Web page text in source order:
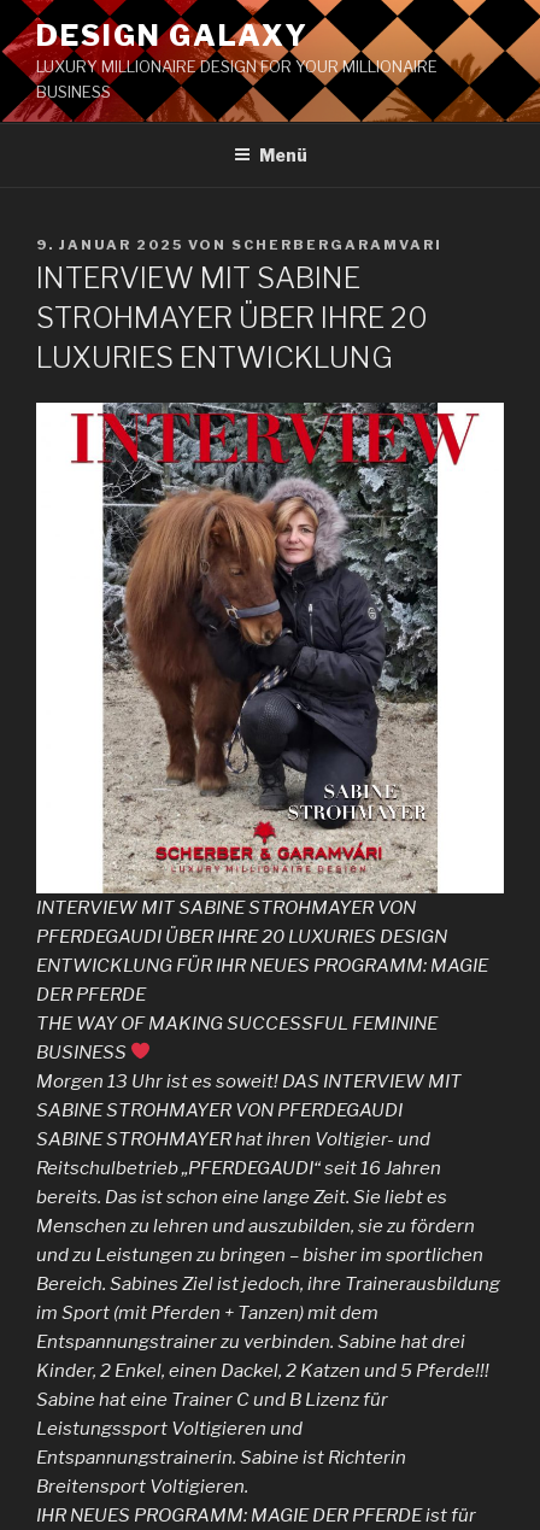
DESIGN GALAXY
LUXURY MILLIONAIRE DESIGN FOR YOUR MILLIONAIRE
BUSINESS
Menü
9. JANUAR 2025 VON SCHERBERGARAMVARI
INTERVIEW MIT SABINE
STROHMAYER ÜBER IHRE 20
LUXURIES ENTWICKLUNG
INTERVIEW MIT SABINE STROHMAYER VON
PFERDEGAUDI ÜBER IHRE 20 LUXURIES DESIGN
ENTWICKLUNG FÜR IHR NEUES PROGRAMM: MAGIE
DER PFERDE
THE WAY OF MAKING SUCCESSFUL FEMININE
BUSINESS
Morgen 13 Uhr ist es soweit! DAS INTERVIEW MIT
SABINE STROHMAYER VON PFERDEGAUDI
SABINE STROHMAYER hat ihren Voltigier- und
Reitschulbetrieb „PFERDEGAUDI“ seit 16 Jahren
bereits. Das ist schon eine lange Zeit. Sie liebt es
Menschen zu lehren und auszubilden, sie zu fördern
und zu Leistungen zu bringen – bisher im sportlichen
Bereich. Sabines Ziel ist jedoch, ihre Trainerausbildung
im Sport (mit Pferden + Tanzen) mit dem
Entspannungstrainer zu verbinden. Sabine hat drei
Kinder, 2 Enkel, einen Dackel, 2 Katzen und 5 Pferde!!!
Sabine hat eine Trainer C und B Lizenz für
Leistungssport Voltigieren und
Entspannungstrainerin. Sabine ist Richterin
Breitensport Voltigieren.
IHR NEUES PROGRAMM: MAGIE DER PFERDE ist für